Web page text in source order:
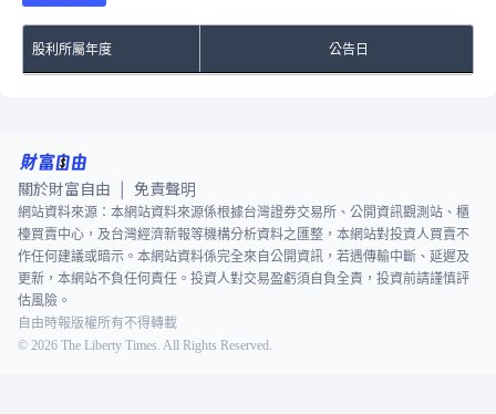
股利所屬年度 公告日
關於財富自由 免責聲明
網站資料來源：本網站資料來源係根據台灣證券交易所、公開資訊觀測站、櫃
檯買賣中心，及台灣經濟新報等機構分析資料之匯整，本網站對投資人買賣不
作任何建議或暗示。本網站資料係完全來自公開資訊，若遇傳輸中斷、延遲及
更新，本網站不負任何責任。投資人對交易盈虧須自負全責，投資前請謹慎評
估風險。
自由時報版權所有不得轉載
© 2026 The Liberty Times. All Rights Reserved.